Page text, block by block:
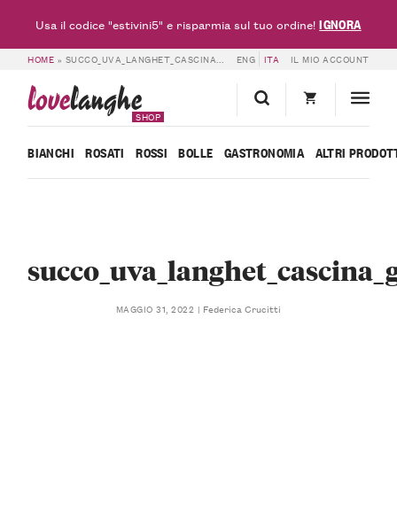
HOME » SUCCO_UVA_LANGHET_CASCINA_GABUTTI_1 ENG ITA IL MIO ACCOUNT
lovelanghe
SHOP
BIANCHI ROSATI ROSSI BOLLE GASTRONOMIA ALTRI
MAGGIO 31, 2022 Federica Crucitti
Usa il codice "estivini5" e risparmia sul tuo ordine!IGNORA